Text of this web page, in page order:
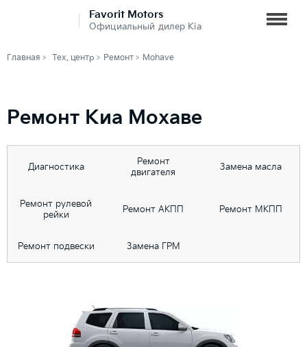
Favorit Motors
Официальный дилер Kia
Главная Тех. центр Ремонт Mohave
Ремонт Киа Мохаве
Диагностика
Ремонт
двигателя
Замена масла
Ремонт рулевой
рейки
Ремонт АКПП Ремонт МКПП
Ремонт подвески Замена ГРМ